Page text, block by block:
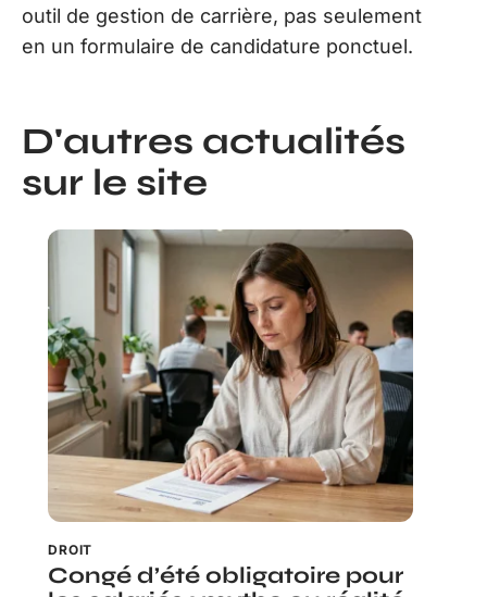
outil de gestion de carrière, pas seulement
en un formulaire de candidature ponctuel.
D'autres actualités
sur le site
DROIT
Congé d’été obligatoire pour